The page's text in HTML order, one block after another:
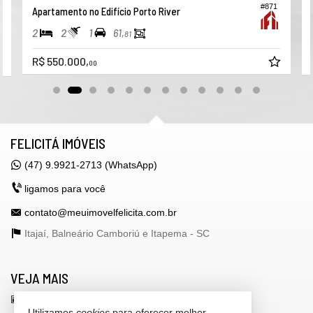
#871
Apartamento no Edifício Porto River
2 2 1 61,81
R$ 550.000,00
FELICITÁ IMÓVEIS
(47) 9.9921-2713 (WhatsApp)
ligamos para você
contato@meuimovelfelicita.com.br
Itajaí, Balneário Camboriú e Itapema - SC
VEJA MAIS